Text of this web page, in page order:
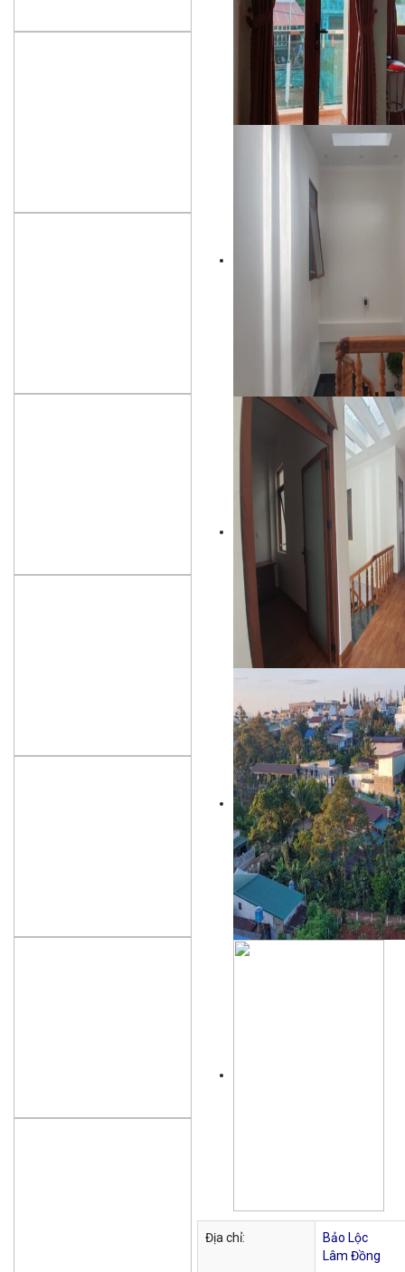
Địa chỉ:
Bảo Lộc
Lâm Đồng